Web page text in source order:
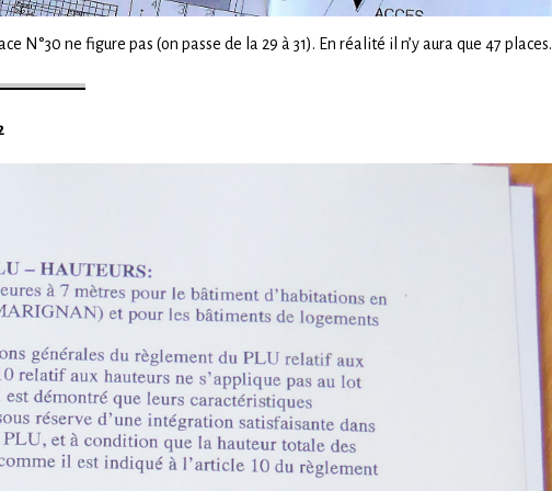
N°30 ne figure pas (on passe de la 29 à 31). En réalité il n’y aura que 47 places.